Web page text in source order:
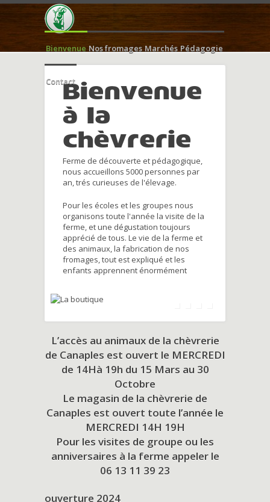
Bienvenue Nos fromages Marchés Pédagogie
ContactBienvenue
à la
chèvrerie
Ferme de découverte et pédagogique,
nous accueillons 5000 personnes par
an, trés curieuses de l'élevage.
Pour les écoles et les groupes nous
organisons toute l'année la visite de la
ferme, et une dégustation toujours
apprécié de tous. Le vie de la ferme et
des animaux, la fabrication de nos
fromages, tout est expliqué et les
enfants apprennent énormément
L’accès au animaux de la chèvrerie
de Canaples est ouvert le MERCREDI
de 14Hà 19h du 15 Mars au 30
Octobre
Le magasin de la chèvrerie de
Canaples est ouvert toute l’année le
MERCREDI 14H 19H
Pour les visites de groupe ou les
anniversaires à la ferme appeler le
06 13 11 39 23
ouverture 2024